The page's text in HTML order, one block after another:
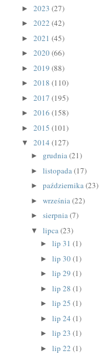
►2023(27)
►2022(42)
►2021(45)
►2020(66)
►2019(88)
►2018(110)
►2017(195)
►2016(158)
►2015(101)
▼2014(127)
► grudnia(21)
►listopada(17)
►października(23)
►września(22)
►sierpnia(7)
▼lipca(23)
► lip 31 (1)
► lip 30(1)
► lip 29 (1)
► lip 28 (1)
► lip 25 (1)
► lip 24 (1)
► lip 23 (1)
► lip 22 (1)